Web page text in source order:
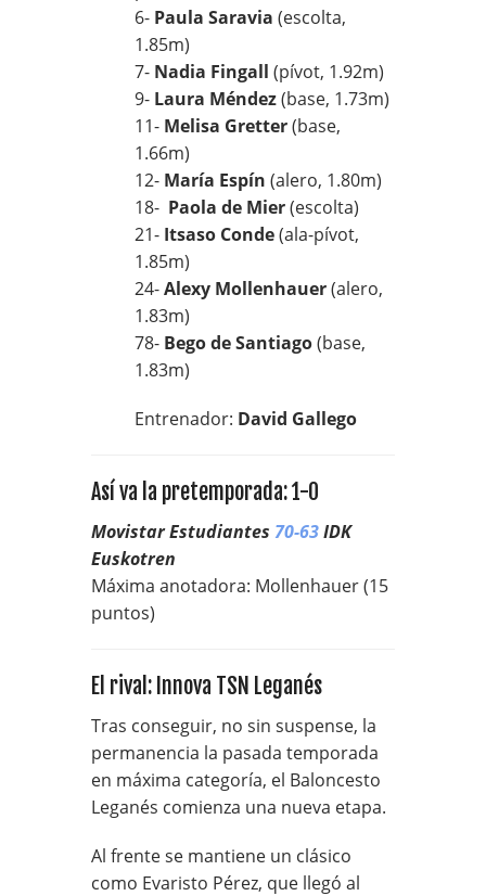
6- Paula Saravia (escolta,
1.85m)
7- Nadia Fingall (pívot, 1.92m)
9- Laura Méndez(base, 1.73m)
11- Melisa Gretter(base,
1.66m)
12- María Espín (alero, 1.80m)
18- Paola de Mier(escolta)
21- Itsaso Conde(ala-pívot,
1.85m)
24-Alexy Mollenhauer(alero,
1.83m)
78- Bego de Santiago(base,
1.83m)
Entrenador: David Gallego
Así va la pretemporada: 1-0
Movistar Estudiantes 70-63IDK
Euskotren
Máxima anotadora: Mollenhauer (15
puntos)
El rival: Innova TSN Leganés
Tras conseguir, no sin suspense, la
permanencia la pasada temporada
en máxima categoría, el Baloncesto
Leganés comienza una nueva etapa.
Al frente se mantiene un clásico
como Evaristo Pérez, que llegó al